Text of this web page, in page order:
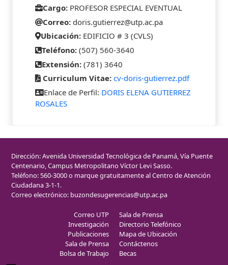
Cargo: PROFESOR ESPECIAL EVENTUAL
Correo: doris.gutierrez@utp.ac.pa
Ubicación: EDIFICIO # 3 (CVLS)
Teléfono: (507) 560-3640
Extensión: (781) 3640
Curriculum Vitae: cv-doris-gutierrez.pdf
Enlace de Perfil: DORIS ELENA GUTIERREZ
ROSALES
Dirección: Avenida Universidad Tecnológica de Panamá, Vía Puente
Centenario, Campus Metropolitano Víctor Levi Sasso.
Teléfono: 560-3000 o marque gratuitamente al Centro de Atención
Ciudadana 3-1-1.
Correo electrónico: buzondesugerencias@utp.ac.pa
Correo UTP
Investigación
Publicaciones
Sala de Prensa
Bolsa de Trabajo
Sala de Prensa
Directorio Telefónico
Mapa de Ubicación
Contáctenos
Becas